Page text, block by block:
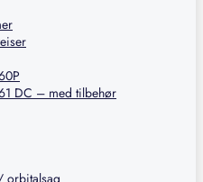
DC – med tilbehør
orbitalsag